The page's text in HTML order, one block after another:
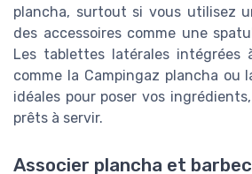
plancha, surtout si vous utilisez
des accessoires comme une
Les tablettes latérales intégrées
comme la Campingaz plancha ou
idéales pour poser vos
prêts à servir.
Associer plancha et